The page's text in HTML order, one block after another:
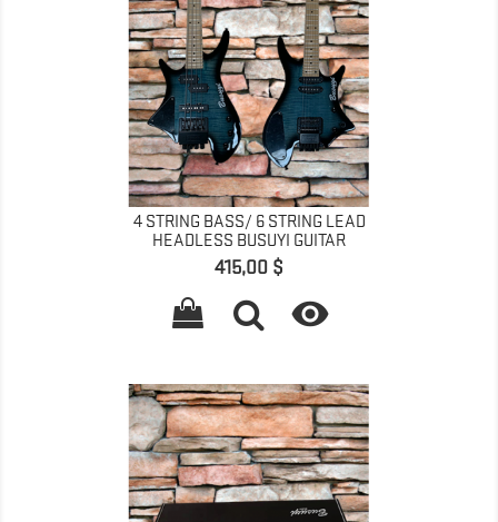
4 STRING BASS/ 6 STRING LEAD
HEADLESS BUSUYI GUITAR
Precio
415,00 $
